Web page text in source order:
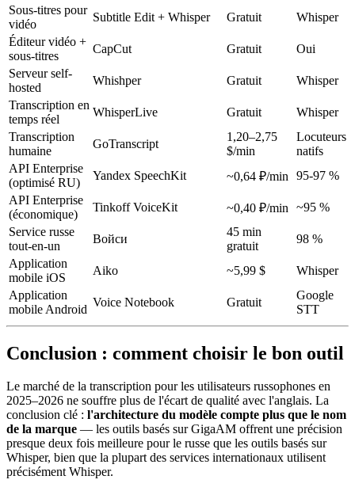
Sous-titres pour
vidéo
Subtitle Edit + Whisper Gratuit
Whisper
Éditeur vidéo +
sous-titres
CapCut Gratuit
Oui
Serveur self-
hosted
Whishper Gratuit
Whisper
Transcription en
temps réel
WhisperLive Gratuit
Whisper
Transcription
humaine
GoTranscript
1,20–2,75
$/min
Locuteurs
natifs
API Enterprise
(optimisé RU)
Yandex SpeechKit ~0,64 ₽/min
95-97 %
API Enterprise
(économique)
Tinkoff VoiceKit ~0,40 ₽/min
~95 %
Service russe
tout-en-un
Войси
45 min
gratuit
98 %
Application
mobile iOS
Aiko ~5,99 $
Whisper
Application
mobile Android
Voice Notebook Gratuit
Google
STT
Conclusion : comment choisir le bon outil
Le marché de la transcription pour les utilisateurs russophones en
2025–2026 ne souffre plus de l'écart de qualité avec l'anglais. La
conclusion clé : l'architecture du modèle compte plus que le nom
de la marque — les outils basés sur GigaAM offrent une précision
presque deux fois meilleure pour le russe que les outils basés sur
Whisper, bien que la plupart des services internationaux utilisent
précisément Whisper.